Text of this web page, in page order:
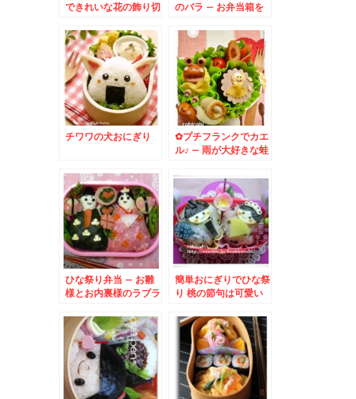
できれいな花の飾り切
のバラ – お弁当箱を
り切り♪
チワワの犬おにぎり
✿プチフランクでカエ
ル♪ – 雨が大好きな蛙
ひな祭り弁当 – お雛
様とお内裏様のラブラ
簡単おにぎりでひな祭
り 桃の節句は可愛い